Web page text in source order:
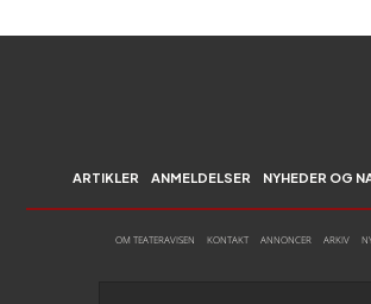
ARTIKLER ANMELDELSER NYHEDER OG
OM TEATERAVISEN KONTAKT ANNONCER ARKIV